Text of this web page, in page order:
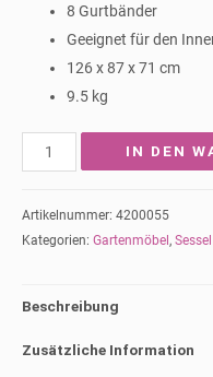
8 Gurtbänder
Geeignet für den
126 x 87 x 71 cm
9.5 kg
Rock
'n
Schaukelstuhl
Sitzsack
Menge
IN DEN
Artikelnummer: 4200055
Kategorien: Gartenmöbel ,
Beschreibung
Zusätzliche Information